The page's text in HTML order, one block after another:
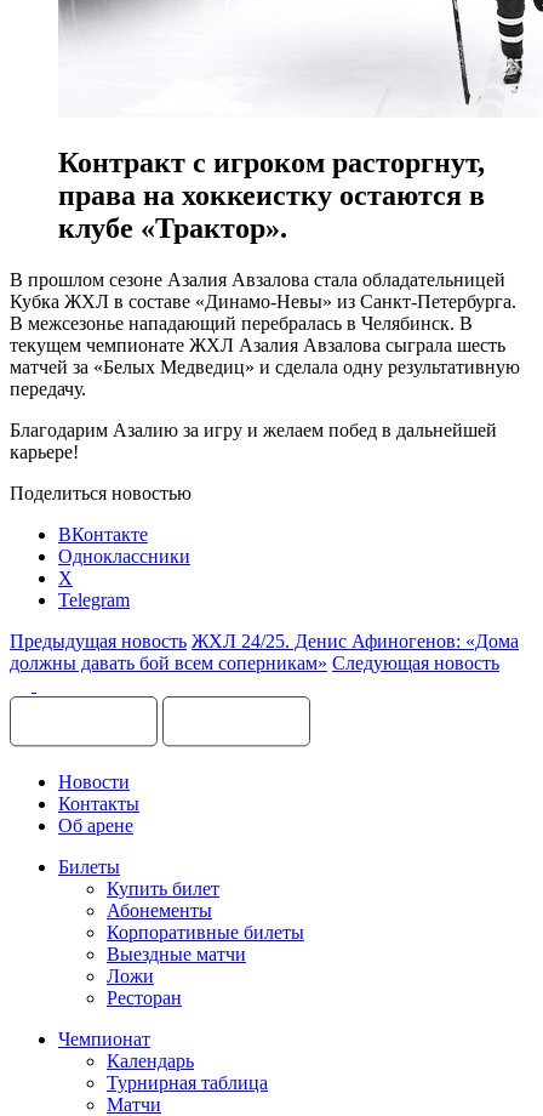
Контракт с игроком расторгнут,
права на хоккеистку остаются в
клубе «Трактор».
В прошлом сезоне Азалия Авзалова стала обладательницей
Кубка ЖХЛ в составе «Динамо-Невы» из Санкт-Петербурга.
В межсезонье нападающий перебралась в Челябинск. В
текущем чемпионате ЖХЛ Азалия Авзалова сыграла шесть
матчей за «Белых Медведиц» и сделала одну результативную
передачу.
Благодарим Азалию за игру и желаем побед в дальнейшей
карьере!
Поделиться новостью
ВКонтакте
Одноклассники
X
Telegram
Предыдущая новость ЖХЛ 24/25. Денис Афиногенов: «Дома
должны давать бой всем соперникам» Следующая новость
Новости
Контакты
Об арене
Билеты
Купить билет
Абонементы
Корпоративные билеты
Выездные матчи
Ложи
Ресторан
Чемпионат
Календарь
Турнирная таблица
Матчи